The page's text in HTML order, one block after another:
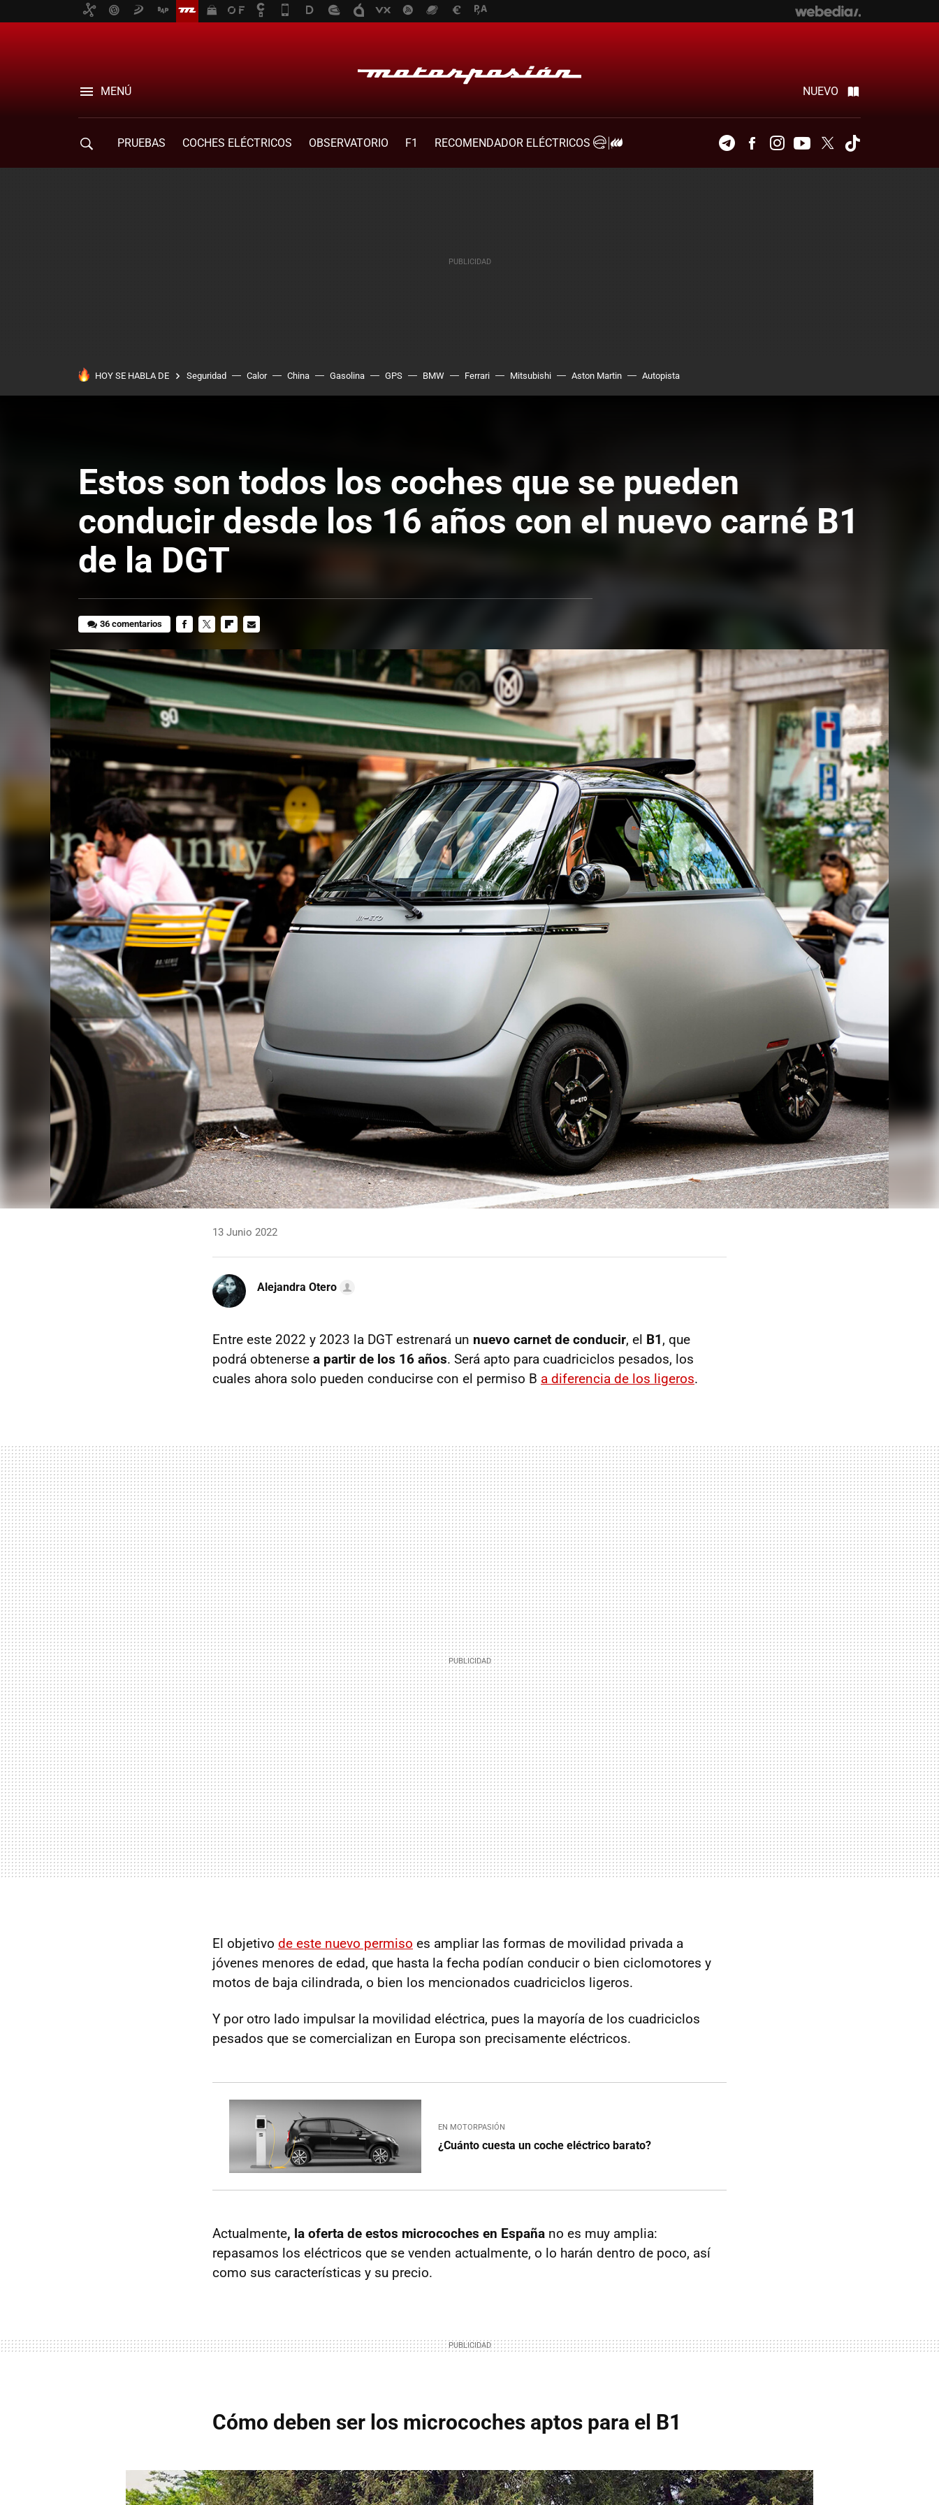
MENÚ NUEVO
PRUEBAS COCHES ELÉCTRICOS OBSERVATORIO F1
RECOMENDADOR ELÉCTRICOS
TelegramFacebookInstagramYoutubeTwitter
HOY SE HABLA DE Seguridad Calor China Gasolina GPS BMW Ferrari Mitsubishi Aston Martin Autopista
Estos son todos los coches que se pueden
conducir desde los 16 años con el nuevo carné B1
de la DGT
36 comentarios
MAIL
13 Junio 2022
Alejandra Otero
Entre este 2022 y 2023 la DGT estrenará un nuevo carnet de conducir, el B1, que
podrá obtenerse a partir de los 16 años. Será apto para cuadriciclos pesados, los
cuales ahora solo pueden conducirse con el permiso B a diferencia de los ligeros.
El objetivo de este nuevo permiso es ampliar las formas de movilidad privada a
jóvenes menores de edad, que hasta la fecha podían conducir o bien ciclomotores y
motos de baja cilindrada, o bien los mencionados cuadriciclos ligeros.
Y por otro lado impulsar la movilidad eléctrica, pues la mayoría de los cuadriciclos
pesados que se comercializan en Europa son precisamente eléctricos.
EN MOTORPASIÓN
¿Cuánto cuesta un coche eléctrico barato?
Actualmente, la oferta de estos microcoches en España no es muy amplia:
repasamos los eléctricos que se venden actualmente, o lo harán dentro de poco, así
como sus características y su precio.
Cómo deben ser los microcoches aptos para el B1